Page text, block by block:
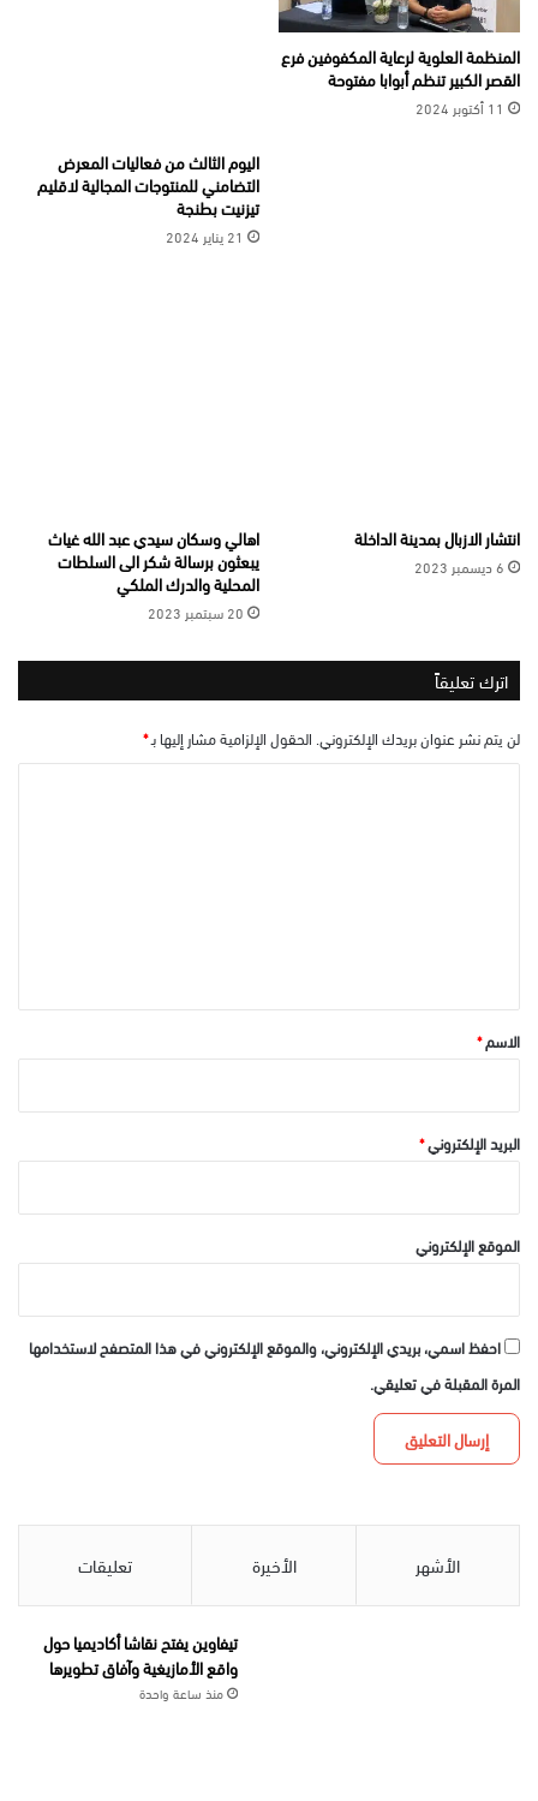
المنظمة العلوية لرعاية المكفوفين فرع
القصر الكبير تنظم أبوابا مفتوحة
11 أكتوبر 2024
اليوم الثالث من فعاليات المعرض
التضامني للمنتوجات المجالية لاقليم
تيزنيت بطنجة
21 يناير 2024
انتشار الازبال بمدينة الداخلة
6 ديسمبر 2023
اهالي وسكان سيدي عبد الله غياث
يبعثون برسالة شكر الى السلطات
المحلية والدرك الملكي
20 سبتمبر 2023
اترك تعليقاً
لن يتم نشر عنوان بريدك الإلكتروني. الحقول الإلزامية مشار إليها بـ*
*الاسم*
البريد الإلكتروني*
الموقع الإلكتروني
احفظ اسمي، بريدي الإلكتروني، والموقع الإلكتروني في هذا المتصفح لاستخدامها
المرة المقبلة في تعليقي.
الأشهر الأخيرة تعليقات
تيفاوين يفتح نقاشا أكاديميا حول
واقع الأمازيغية وآفاق تطويرها
منذ ساعة واحدة